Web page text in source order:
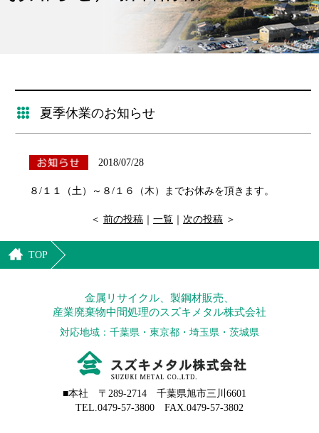
夏季休業のお知らせ
2018/07/28
８/１１（土）～８/１６（木）までお休みを頂きます。
＜ 前の投稿 一覧 次の投稿 ＞
TOP
金属リサイクル、製鋼材販売、
産業廃棄物中間処理のスズキメタル株式会社
対応地域：千葉県・東京都・埼玉県・茨城県
■本社 〒289-2714 千葉県旭市三川6601
TEL.0479-57-3800 FAX.0479-57-3802